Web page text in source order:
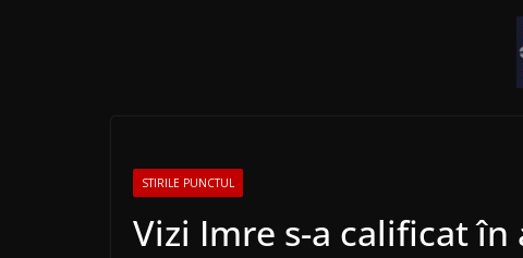
STIRILE PUNCTUL
Vizi Imre s-a calificat